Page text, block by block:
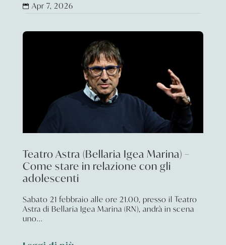
 Apr 7, 2026
Teatro Astra (Bellaria Igea Marina) –
Come stare in relazione con gli
adolescenti
Sabato 21 febbraio alle ore 21.00, presso il Teatro
Astra di Bellaria Igea Marina (RN), andrà in scena
uno...